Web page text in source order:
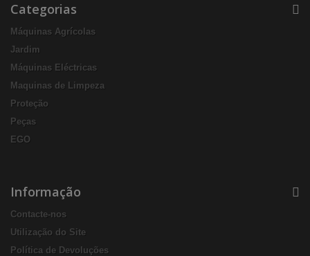
Categorias
Máquinas Agrícolas
Jardim
Máquinas Eléctricas
Maquinas de Limpeza
Proteção
Peças
EGO
Informação
Contacte-nos
Utilização do Site
Política de Devoluções